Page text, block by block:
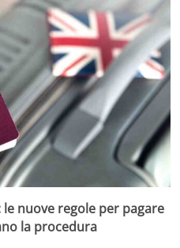
nuove regole per pagare
la procedura